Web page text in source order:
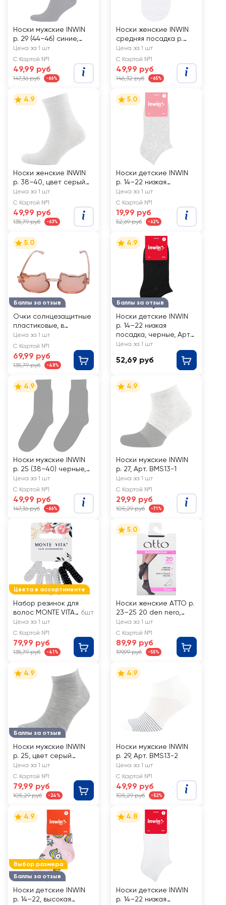
Носки мужские INWIN
р. 29 (44–46) синие,
Арт. BMS06-02
Цена за 1 шт
С Картой №1
49,99 руб
147,36 руб -66%
Носки женские INWIN
средняя посадка р.
23–25, черные, Арт.
2116ж
Цена за 1 шт
С Картой №1
49,99 руб
146,32 руб -65%
4.9
Носки женские INWIN
р. 38–40, цвет серый
меланж, Арт. BWS01-
01
Цена за 1 шт
С Картой №1
49,99 руб
135,79 руб -63%
5.0
Носки детские INWIN
р. 14–22 низкая
посадка, цвет серый
меланж, Арт. BKSU-01-
LG
Цена за 1 шт
С Картой №1
19,99 руб
52,69 руб -62%
Баллы за отзыв
5.0
Очки солнцезащитные
пластиковые, в
ассортименте, Арт.
YJ034256012
Цена за 1 шт
С Картой №1
69,99 руб
135,79 руб -48%
Баллы за отзыв
4.9
Носки детские INWIN
р. 14–22 низкая
посадка, черные, Арт
BKSU-01-LB
Цена за 1 шт
52,69 руб
4.9
Носки мужские INWIN
р. 25 (38–40) черные,
Арт. BMS06-01
Цена за 1 шт
С Картой №1
49,99 руб
147,36 руб -66%
4.9
Носки мужские INWIN
р. 27, Арт. BMS13-1
Цена за 1 шт
С Картой №1
29,99 руб
105,29 руб -71%
Цвета в ассортименте
Набор резинок для
волос MONTE VITA
d=3,5см, пружинка
6шт
Цена за 1 шт
С Картой №1
79,99 руб
135,79 руб -41%
5.0
Носки женские AТТО р.
23–25 20 den nero,
Арт. Nerol20-2, 2пары
Цена за 1 шт
С Картой №1
89,99 руб
199,99 руб -55%
Баллы за отзыв
4.9
Носки мужские INWIN
р. 25, цвет серый
меланж, Арт. BMS12-2
Цена за 1 шт
С Картой №1
79,99 руб
105,29 руб -24%
4.9
Носки мужские INWIN
р. 29, Арт. BMS13-2
Цена за 1 шт
С Картой №1
49,99 руб
105,29 руб -52%
Выбор размера
Баллы за отзыв
4.9
Носки детские INWIN
р. 14–22, высокая
4.8
Носки детские INWIN
р. 14–22 низкая